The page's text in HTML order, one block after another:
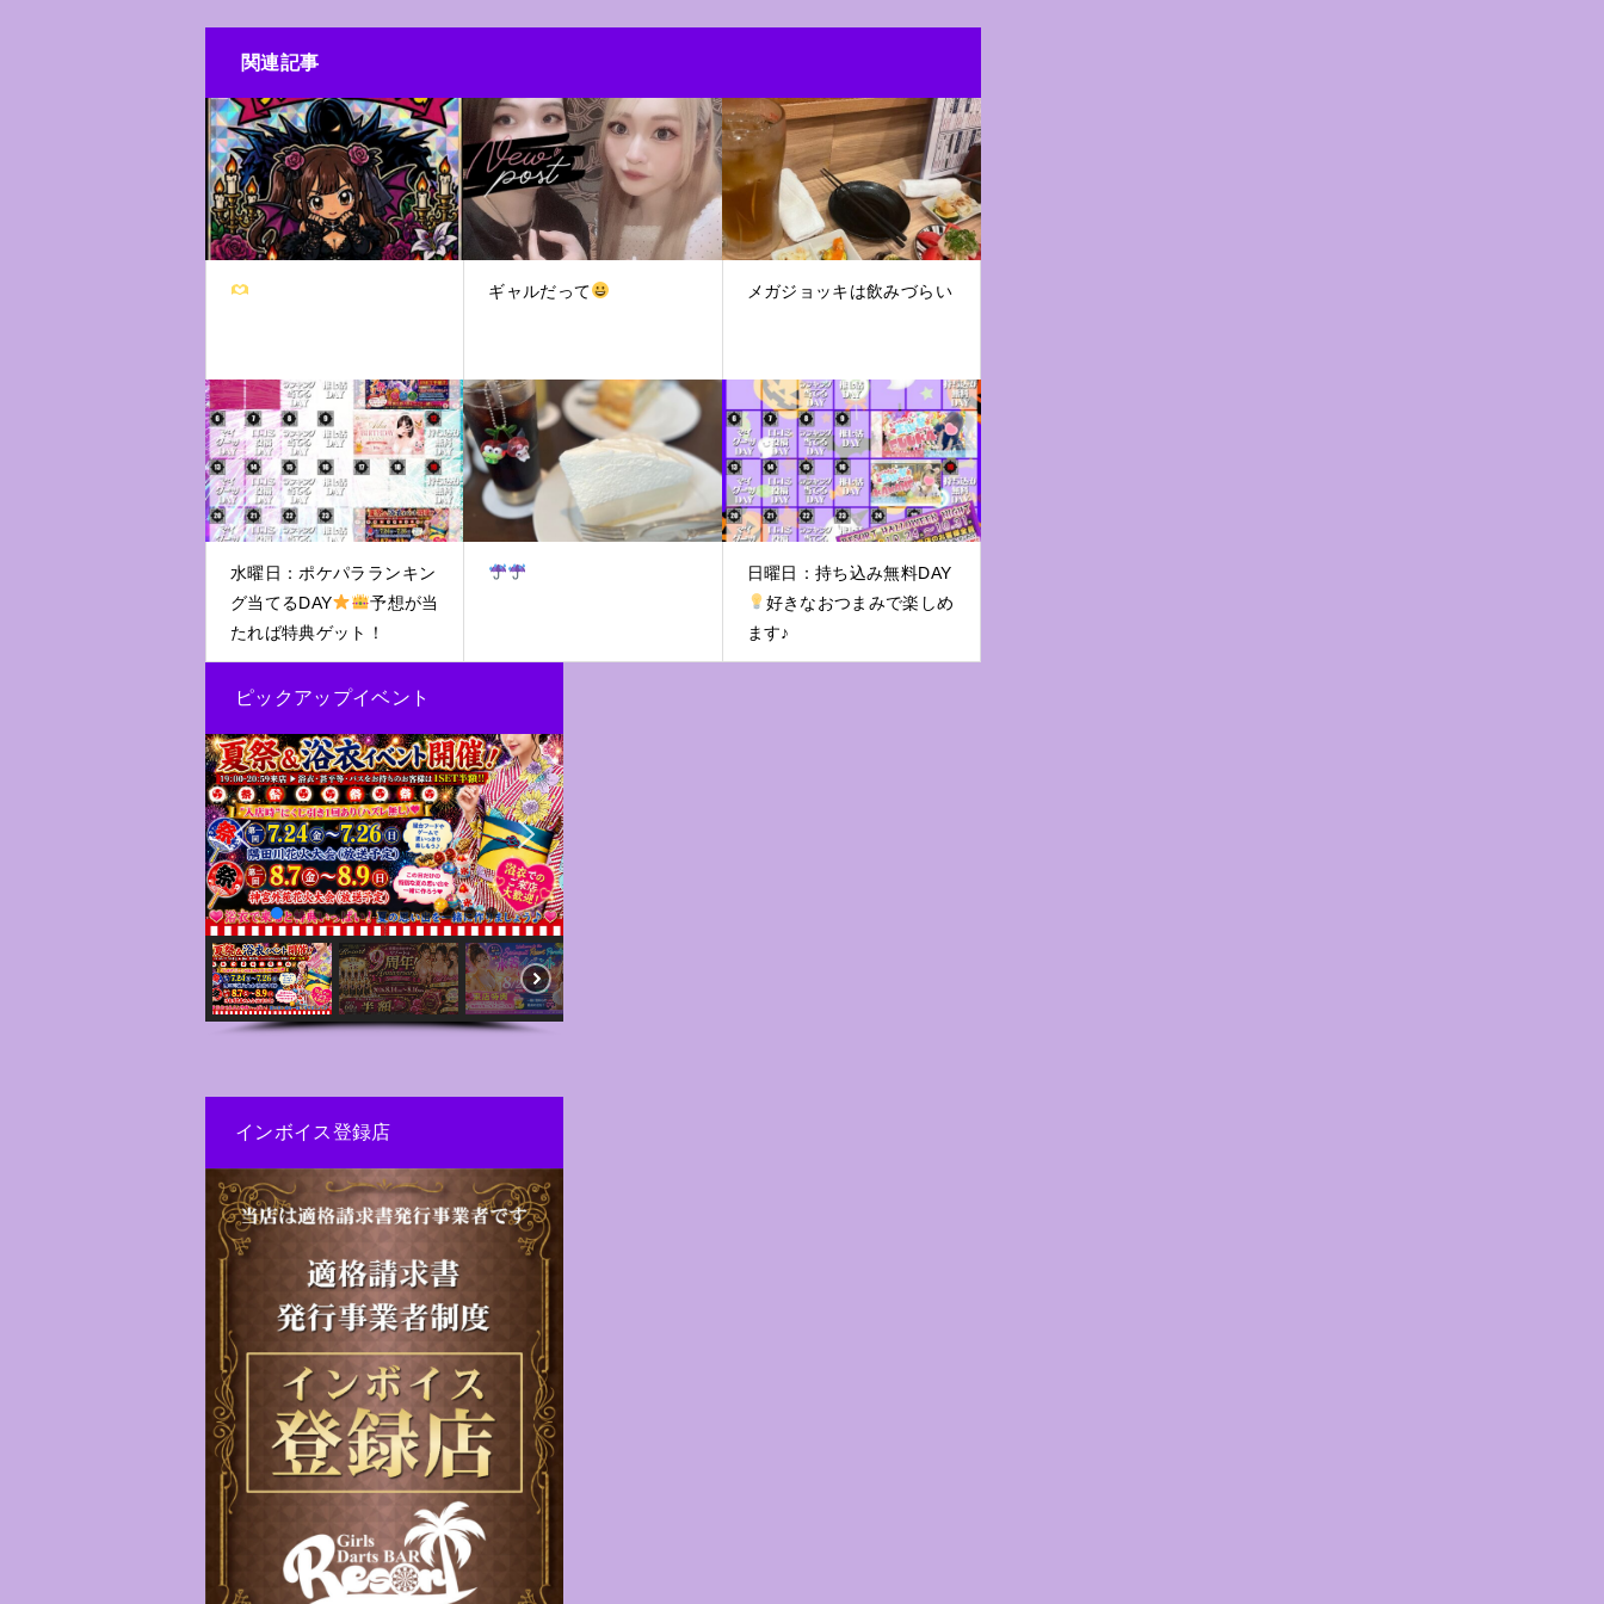
関連記事
ギャルだって メガジョッキは飲みづらい
水曜日：ポケパラランキン
グ当てるDAY
予想が当
たれば特典ゲット！
日曜日：持ち込み無料DAY
好きなおつまみで楽しめ
ます♪
ピックアップイベント
インボイス登録店